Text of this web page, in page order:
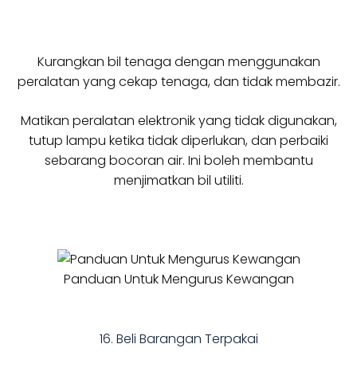
Kurangkan bil tenaga dengan menggunakan
peralatan yang cekap tenaga, dan tidak membazir.
Matikan peralatan elektronik yang tidak digunakan,
tutup lampu ketika tidak diperlukan, dan perbaiki
sebarang bocoran air. Ini boleh membantu
menjimatkan bil utiliti.
Panduan Untuk Mengurus Kewangan
16. Beli Barangan Terpakai